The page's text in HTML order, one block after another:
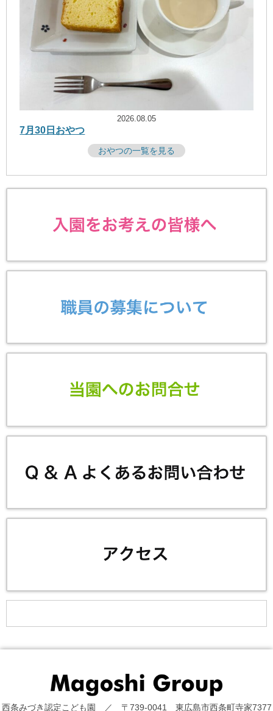
2026.08.05
7月30日おやつ
おやつの一覧を見る
西条みづき認定こども園 ／ 〒739-0041 東広島市西条町寺家7377